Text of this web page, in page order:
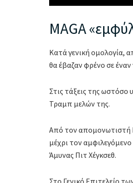
MAGA
Κατά γενική ομολογία,
θα έβαζαν φρένο σε
Στις τάξεις της
Τραμπ μελών της.
Από τον απομονωτιστή
μέχρι τον
Άμυνας Πιτ Χέγκσεθ.